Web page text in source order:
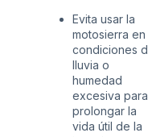
Evita usar la
motosierra en
condiciones
lluvia o
humedad
excesiva para
prolongar la
vida útil de la